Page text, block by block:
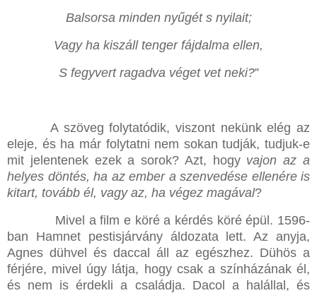
Balsorsa minden nyűgét s nyilait;
Vagy ha kiszáll tenger fájdalma ellen,
S fegyvert ragadva véget vet neki?”
A szöveg folytatódik, viszont nekünk elég az
eleje, és ha már folytatni nem sokan tudják, tudjuk-e
mit jelentenek ezek a sorok? Azt, hogy vajon az a
helyes döntés, ha az ember a szenvedése ellenére is
kitart, tovább él, vagy az, ha végez magával?
Mivel a film e köré a kérdés köré épül. 1596-
ban Hamnet pestisjárvány áldozata lett. Az anyja,
Agnes dühvel és daccal áll az egészhez. Dühös a
férjére, mivel úgy látja, hogy csak a színházának él,
és nem is érdekli a családja. Dacol a halállal, és